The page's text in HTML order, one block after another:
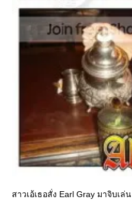
สาวเอ้เธอสั่ง Earl Gray มาจิบเล่น